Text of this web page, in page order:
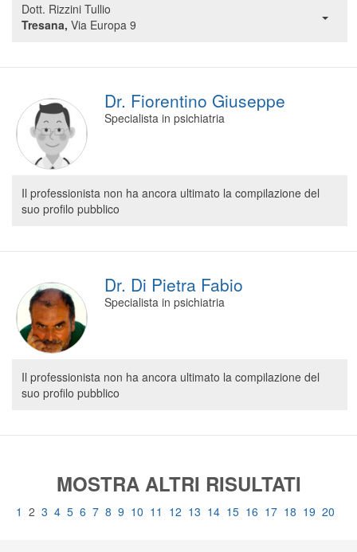
Dott. Rizzini Tullio
Tresana, Via Europa 9
Dr. Fiorentino Giuseppe
Specialista in psichiatria
Il professionista non ha ancora ultimato la compilazione del
suo profilo pubblico
Dr. Di Pietra Fabio
Specialista in psichiatria
Il professionista non ha ancora ultimato la compilazione del
suo profilo pubblico
MOSTRA ALTRI RISULTATI
1 2 3 4 5 6 7 8 9 10 11 12 13 14 15 16 17 18 19 20